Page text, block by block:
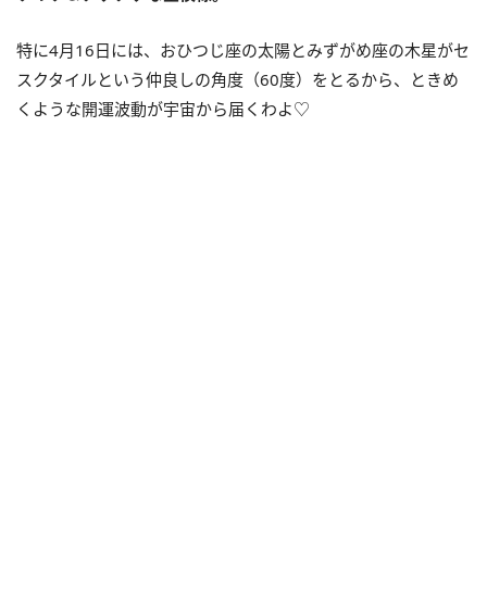
特に4月16日には、おひつじ座の太陽とみずがめ座の木星がセ
スクタイルという仲良しの角度（60度）をとるから、ときめ
くような開運波動が宇宙から届くわよ♡